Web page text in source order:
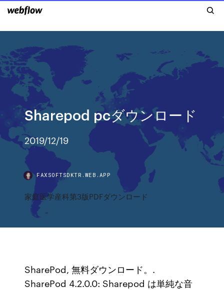
Sharepod pcダウンロード
2019/12/19
FAXSOFTSDKTR.WEB.APP
家庭医学産科第3版PDFダウンロード
SharePod, 無料ダウンロード。.
SharePod 4.2.0.0: Sharepod は単純な音